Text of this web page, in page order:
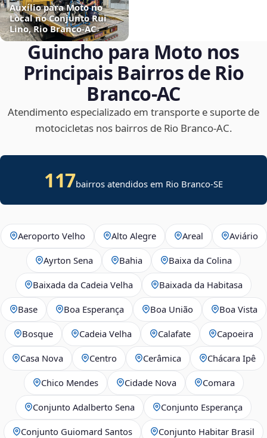
Auxílio para Moto no
Local no Conjunto Rui
Lino, Rio Branco‑AC
Guincho para Moto nos
Principais Bairros de Rio
Branco‑AC
Atendimento especializado em transporte e suporte de
motocicletas nos bairros de Rio Branco‑AC.
117bairros atendidos em Rio Branco-SE
Aeroporto Velho Alto Alegre Areal Aviário
Ayrton Sena Bahia Baixa da Colina
Baixada da Cadeia Velha Baixada da Habitasa
Base Boa Esperança Boa União Boa Vista
Bosque Cadeia Velha Calafate Capoeira
Casa Nova Centro Cerâmica Chácara Ipê
Chico Mendes Cidade Nova Comara
Conjunto Adalberto Sena Conjunto Esperança
Conjunto Guiomard Santos Conjunto Habitar Brasil